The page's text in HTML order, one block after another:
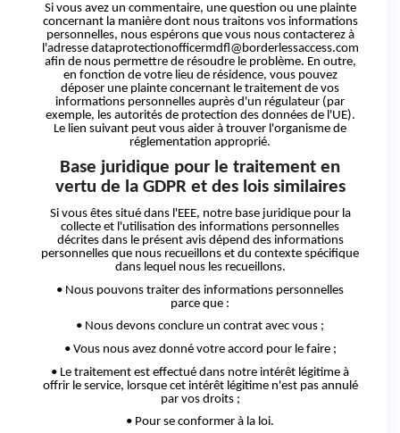
Si vous avez un commentaire, une question ou une plainte
concernant la manière dont nous traitons vos informations
personnelles, nous espérons que vous nous contacterez à
l'adresse dataprotectionofficermdfl@borderlessaccess.com
afin de nous permettre de résoudre le problème. En outre,
en fonction de votre lieu de résidence, vous pouvez
déposer une plainte concernant le traitement de vos
informations personnelles auprès d'un régulateur (par
exemple, les autorités de protection des données de l'UE).
Le lien suivant peut vous aider à trouver l'organisme de
réglementation approprié.
Base juridique pour le traitement en
vertu de la GDPR et des lois similaires
Si vous êtes situé dans l'EEE, notre base juridique pour la
collecte et l'utilisation des informations personnelles
décrites dans le présent avis dépend des informations
personnelles que nous recueillons et du contexte spécifique
dans lequel nous les recueillons.
• Nous pouvons traiter des informations personnelles
parce que :
• Nous devons conclure un contrat avec vous ;
• Vous nous avez donné votre accord pour le faire ;
• Le traitement est effectué dans notre intérêt légitime à
offrir le service, lorsque cet intérêt légitime n'est pas annulé
par vos droits ;
• Pour se conformer à la loi.